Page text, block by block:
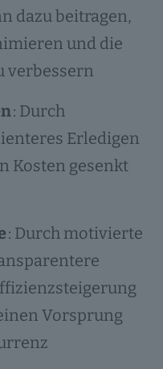
dazu beitragen,
und die
verbessern
: Durch
Erledigen
Kosten gesenkt
: Durch motivierte
Vorsprung